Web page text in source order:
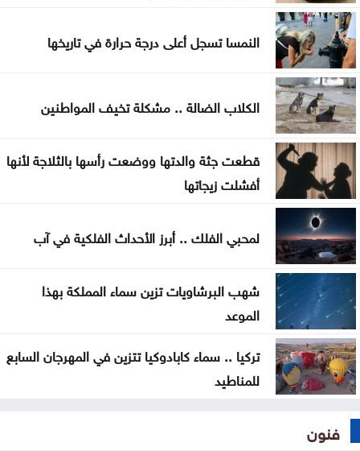
تعميم بفرض رسوم على مواقف السيارات بهذا المجمع
إنجازات التنمية الاجتماعية لشهر تموز .. تقرير
النمسا تسجل أعلى درجة حرارة في تاريخها
الكلاب الضالة .. مشكلة تخيف المواطنين
قطعت جثة والدتها ووضعت رأسها بالثلاجة لأنها
أفشلت زيجاتها
لمحبي الفلك .. أبرز الأحداث الفلكية في آب
شهب البرشاويات تزين سماء المملكة بهذا
الموعد
تركيا .. سماء كابادوكيا تتزين في المهرجان السابع
للمناطيد
فنون